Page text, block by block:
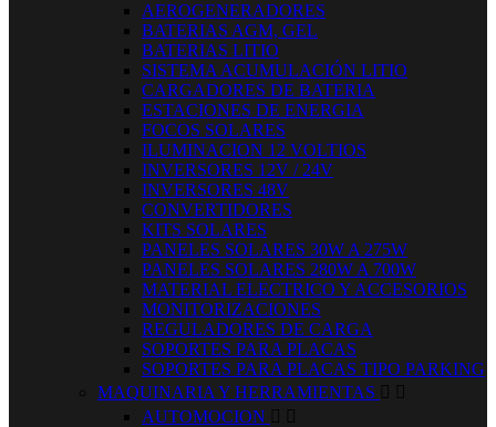
AEROGENERADORES
BATERIAS AGM, GEL
BATERIAS LITIO
SISTEMA ACUMULACIÓN LITIO
CARGADORES DE BATERIA
ESTACIONES DE ENERGIA
FOCOS SOLARES
ILUMINACION 12 VOLTIOS
INVERSORES 12V / 24V
INVERSORES 48V
CONVERTIDORES
KITS SOLARES
PANELES SOLARES 30W A 275W
PANELES SOLARES 280W A 700W
MATERIAL ELECTRICO Y ACCESORIOS
MONITORIZACIONES
REGULADORES DE CARGA
SOPORTES PARA PLACAS
SOPORTES PARA PLACAS TIPO PARKING
MAQUINARIA Y HERRAMIENTAS  
AUTOMOCION  